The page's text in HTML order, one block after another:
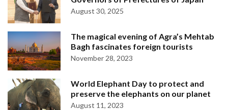
August 30, 2025
The magical evening of Agra’s Mehtab
Bagh fascinates foreign tourists
November 28, 2023
World Elephant Day to protect and
preserve the elephants on our planet
August 11, 2023